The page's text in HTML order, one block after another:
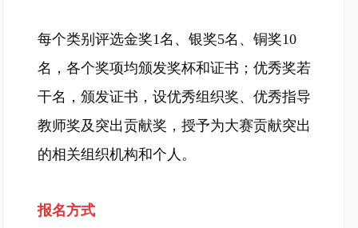
每个类别评选金奖1名、银奖5名、铜奖10
名，各个奖项均颁发奖杯和证书；优秀奖若
干名，颁发证书，设优秀组织奖、优秀指导
教师奖及突出贡献奖，授予为大赛贡献突出
的相关组织机构和个人。
报名方式